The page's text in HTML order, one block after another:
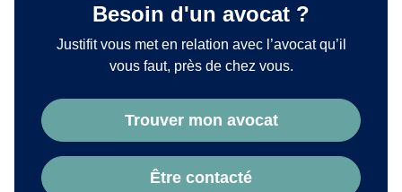
Besoin d'un avocat ?
Justifit vous met en relation avec l’avocat qu’il
vous faut, près de chez vous.
Trouver mon avocat
Être contacté